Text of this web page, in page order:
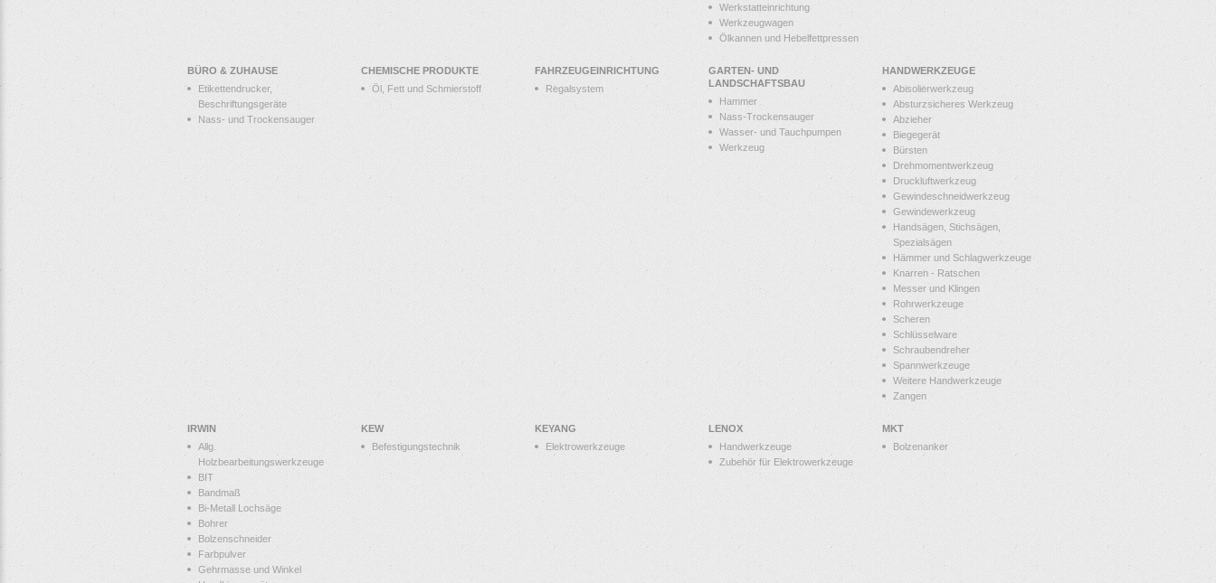
Werkstatteinrichtung
Werkzeugwagen
Ölkannen und Hebelfettpressen
BÜRO & ZUHAUSE
Etikettendrucker,
Beschriftungsgeräte
Nass- und Trockensauger
CHEMISCHE PRODUKTE
Öl, Fett und Schmierstoff
FAHRZEUGEINRICHTUNG
Regalsystem
GARTEN- UND
LANDSCHAFTSBAU
Hammer
Nass-Trockensauger
Wasser- und Tauchpumpen
Werkzeug
HANDWERKZEUGE
Abisolierwerkzeug
Absturzsicheres Werkzeug
Abzieher
Biegegerät
Bürsten
Drehmomentwerkzeug
Druckluftwerkzeug
Gewindeschneidwerkzeug
Gewindewerkzeug
Handsägen, Stichsägen,
Spezialsägen
Hämmer und Schlagwerkzeuge
Knarren - Ratschen
Messer und Klingen
Rohrwerkzeuge
Scheren
Schlüsselware
Schraubendreher
Spannwerkzeuge
Weitere Handwerkzeuge
Zangen
IRWIN
Allg.
Holzbearbeitungswerkzeuge
BIT
Bandmaß
Bi-Metall Lochsäge
Bohrer
Bolzenschneider
Farbpulver
Gehrmasse und Winkel
KEW
Befestigungstechnik
KEYANG
Elektrowerkzeuge
LENOX
Handwerkzeuge
Zubehör für Elektrowerkzeuge
MKT
Bolzenanker